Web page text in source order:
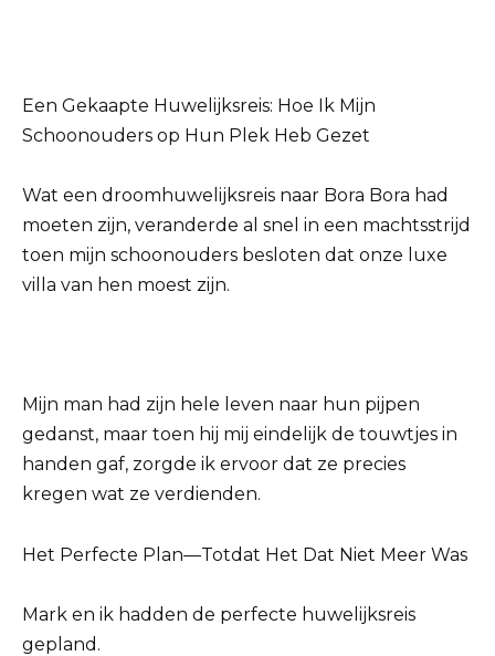
Een Gekaapte Huwelijksreis: Hoe Ik Mijn
Schoonouders op Hun Plek Heb Gezet
Wat een droomhuwelijksreis naar Bora Bora had
moeten zijn, veranderde al snel in een machtsstrijd
toen mijn schoonouders besloten dat onze luxe
villa van hen moest zijn.
Mijn man had zijn hele leven naar hun pijpen
gedanst, maar toen hij mij eindelijk de touwtjes in
handen gaf, zorgde ik ervoor dat ze precies
kregen wat ze verdienden.
Het Perfecte Plan—Totdat Het Dat Niet Meer Was
Mark en ik hadden de perfecte huwelijksreis
gepland.